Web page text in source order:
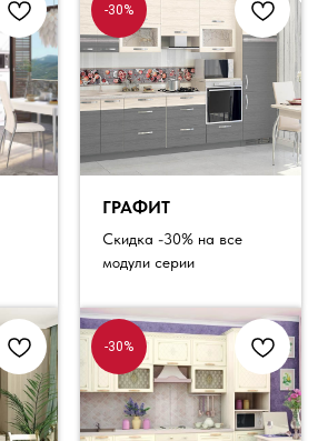
-30%
ГРАФИТ
Скидка -30% на все
модули серии
-30%